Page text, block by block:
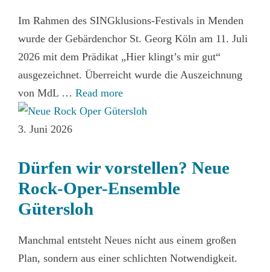
Im Rahmen des SINGklusions-Festivals in Menden
wurde der Gebärdenchor St. Georg Köln am 11. Juli
2026 mit dem Prädikat „Hier klingt’s mir gut“
ausgezeichnet. Überreicht wurde die Auszeichnung
von MdL … Read more
3. Juni 2026
Dürfen wir vorstellen? Neue
Rock-Oper-Ensemble
Gütersloh
Manchmal entsteht Neues nicht aus einem großen
Plan, sondern aus einer schlichten Notwendigkeit.